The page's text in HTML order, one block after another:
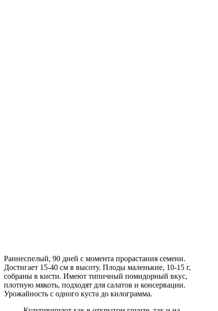
Раннеспелый, 90 дней с момента прорастания семени.
Достигает 15-40 см в высоту. Плоды маленькие, 10-15 г,
собраны в кисти. Имеют типичный помидорный вкус,
плотную мякоть, подходят для салатов и консервации.
Урожайность с одного куста до килограмма.